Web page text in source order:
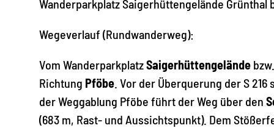
Wanderparkplatz Saigerhüttengelände Grünthal
Wegeverlauf (Rundwanderweg):
Vom WanderparkplatzSaigerhüttengelände
Richtung Pföbe . Vor der Überquerung der S
der Weggablung Pföbe führt der Weg über den
(683 m, Rast- und Aussichtspunkt). Dem